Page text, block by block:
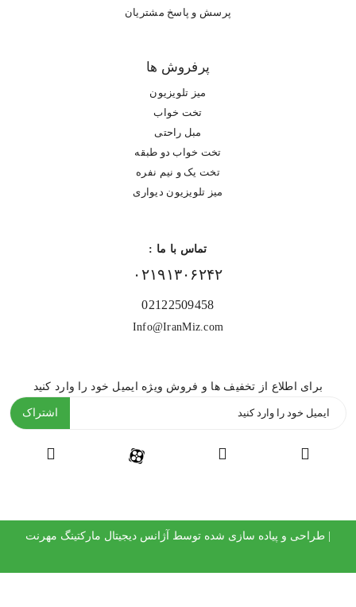
پرسش و پاسخ مشتریان
پرفروش ها
میز تلویزیون
تخت خواب
مبل راحتی
تخت خواب دو طبقه
تخت یک و نیم نفره
میز تلویزیون دیواری
تماس با ما :
۰۲۱۹۱۳۰۶۲۴۲
02122509458
Info@IranMiz.com
برای اطلاع از تخفیف ها و فروش ویژه ایمیل خود را وارد کنید
اشتراک
| طراحی و پیاده سازی شده توسطآژانس دیجیتال مارکتینگ مهرنت